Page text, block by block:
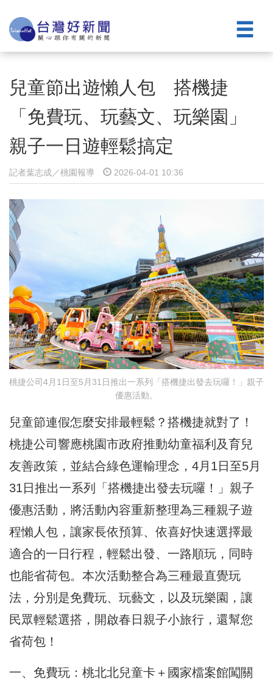
兒童節出遊懶人包 搭機捷
「免費玩、玩藝文、玩樂園」
親子一日遊輕鬆搞定
記者葉志成／桃園報導 2026-04-01 10:36
桃捷公司4月1日至5月31日推出一系列「搭機捷出發去玩囉！」親子
優惠活動。
兒童節連假怎麼安排最輕鬆？搭機捷就對了！
桃捷公司響應桃園市政府推動幼童福利及育兒
友善政策，並結合綠色運輸理念，4月1日至5月
31日推出一系列「搭機捷出發去玩囉！」親子
優惠活動，將活動內容重新整理為三種親子遊
程懶人包，讓家長依預算、依喜好快速選擇最
適合的一日行程，輕鬆出發、一路順玩，同時
也能省荷包。本次活動整合為三種最直覺玩
法，分別是免費玩、玩藝文，以及玩樂園，讓
民眾輕鬆選搭，開啟春日親子小旅行，還幫您
省荷包！
一、免費玩：桃北北兒童卡＋國家檔案館闖關